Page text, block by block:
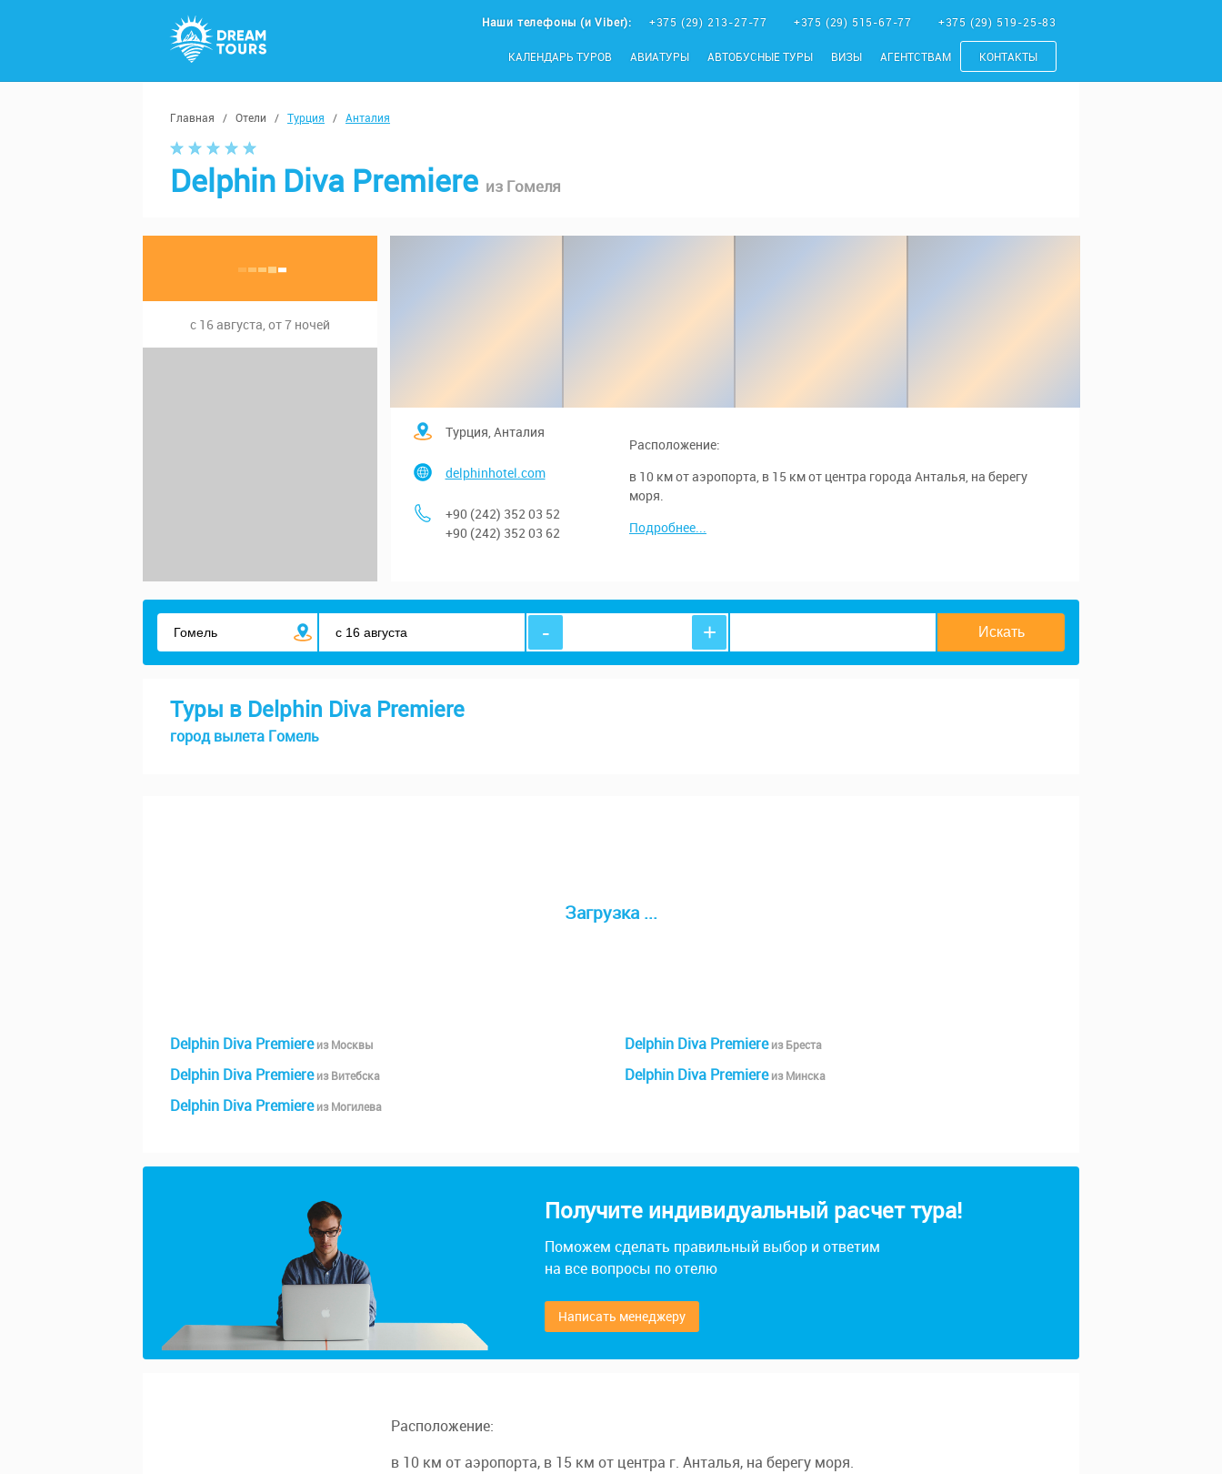
Наши телефоны (и Viber): +375 (29) 213-27-77 +375 (29) 515-67-77 +375 (29) 519-25-83
КАЛЕНДАРЬ ТУРОВ АВИАТУРЫ АВТОБУСНЫЕ ТУРЫ ВИЗЫ АГЕНТСТВАМ КОНТАКТЫ
Главная / Отели / Турция / Анталия
Delphin Diva Premiere из Гомеля
с 16 августа, от 7 ночей
Турция, Анталия
delphinhotel.com
+90 (242) 352 03 52
+90 (242) 352 03 62
Расположение:
в 10 км от аэропорта, в 15 км от центра города Анталья, на берегу
моря.
Подробнее...
- +
Туры в Delphin Diva Premiere
город вылета Гомель
Загрузка ...
Delphin Diva Premiereиз Москвы Delphin Diva Premiereиз Бреста
Delphin Diva Premiereиз Витебска Delphin Diva Premiereиз Минска
Delphin Diva Premiereиз Могилева
Получите индивидуальный расчет тура!
Поможем сделать правильный выбор и ответим
на все вопросы по отелю
Написать менеджеру
Расположение:
в 10 км от аэропорта, в 15 км от центра г. Анталья, на берегу моря.